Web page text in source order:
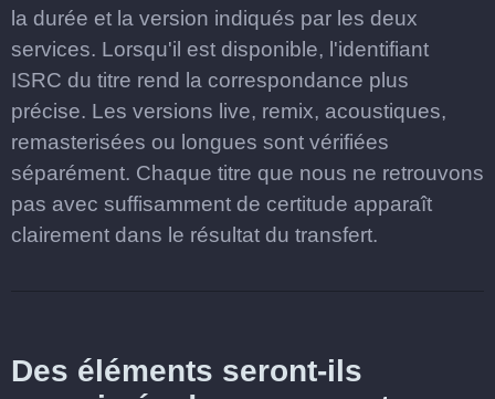
la durée et la version indiqués par les deux
services. Lorsqu'il est disponible, l'identifiant
ISRC du titre rend la correspondance plus
précise. Les versions live, remix, acoustiques,
remasterisées ou longues sont vérifiées
séparément. Chaque titre que nous ne retrouvons
pas avec suffisamment de certitude apparaît
clairement dans le résultat du transfert.
Des éléments seront-ils